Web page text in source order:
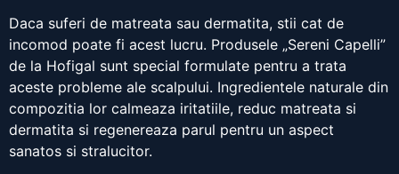
Daca suferi de matreata sau dermatita, stii cat de
incomod poate fi acest lucru. Produsele „Sereni Capelli”
de la Hofigal sunt special formulate pentru a trata
aceste probleme ale scalpului. Ingredientele naturale din
compozitia lor calmeaza iritatiile, reduc matreata si
dermatita si regenereaza parul pentru un aspect
sanatos si stralucitor.